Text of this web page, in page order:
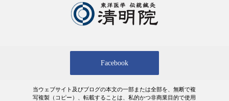
花粉症と東洋医学
疲労と東洋医学
腰痛と東洋医学
2026.03.24
2026年2月の活動記録
2026.02.01
2026年 2月の診療日時
Facebook
当ウェブサイト及びブログの本文の一部または全部を、無断で複
写複製（コピー）、転載することは、私的かつ非商業目的で使用